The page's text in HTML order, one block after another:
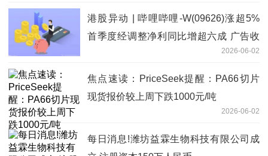
港股异动 | 哔哩哔哩-W(09626)涨超5%
首季度经调整净利同比增超六成 广告收
2026-06-02
焦点速读：PriceSeek提醒：PA66切片
现货报价较上周下跌1000元/吨
2026-06-02
每日消息!潍坊益霖生物科技有限公司成